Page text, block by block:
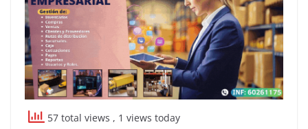
57 total views , 1 views today